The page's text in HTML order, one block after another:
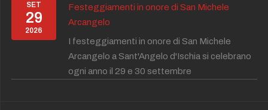
SET
29
2026
Festeggiamenti in onore di San Michele
Arcangelo
I festeggiamenti in onore di San Michele
Arcangelo a Sant'Angelo d'Ischia si celebrano
ogni anno il 29 e 30 settembre